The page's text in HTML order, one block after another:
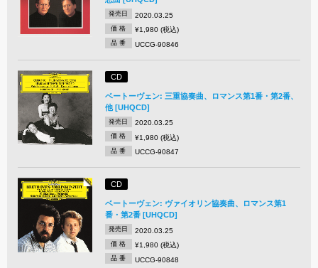
発売日 2020.03.25
価 格 ¥1,980 (税込)
品 番 UCCG-90846
CD
ベートーヴェン: 三重協奏曲、ロマンス第1番・第2番、
他 [UHQCD]
発売日 2020.03.25
価 格 ¥1,980 (税込)
品 番 UCCG-90847
CD
ベートーヴェン: ヴァイオリン協奏曲、ロマンス第1
番・第2番 [UHQCD]
発売日 2020.03.25
価 格 ¥1,980 (税込)
品 番 UCCG-90848